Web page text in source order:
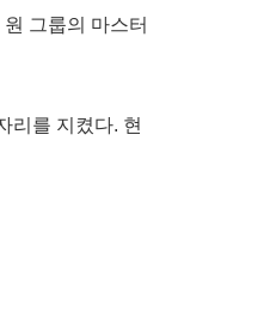
원 그룹의 마스터
리를 지켰다. 현